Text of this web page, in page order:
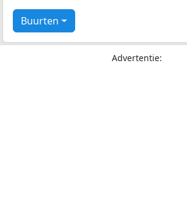
Buurten
Advertentie: